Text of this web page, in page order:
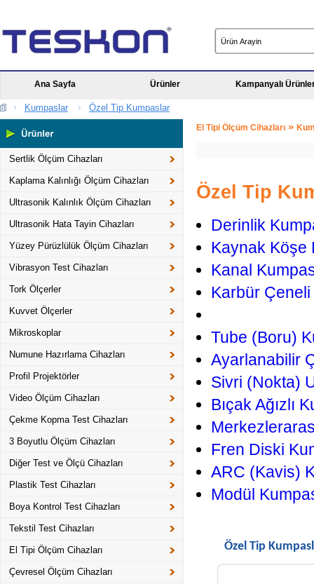
Ana Sayfa Ürünler Kampanyalı
Kumpaslar Özel Tip Kumpaslar
Sertlik Ölçüm Cihazları
Kaplama Kalınlığı Ölçüm Cihazları
Ultrasonik Kalınlık Ölçüm Cihazları
Ultrasonik Hata Tayin Cihazları
Yüzey Pürüzlülük Ölçüm Cihazları
Vibrasyon Test Cihazları
Tork Ölçerler
Kuvvet Ölçerler
Mikroskoplar
Numune Hazırlama Cihazları
Profil Projektörler
Video Ölçüm Cihazları
Çekme Kopma Test Cihazları
3 Boyutlu Ölçüm Cihazları
Diğer Test ve Ölçü Cihazları
Plastik Test Cihazları
Boya Kontrol Test Cihazları
Tekstil Test Cihazları
El Tipi Ölçüm Cihazları
Çevresel Ölçüm Cihazları
El Tipi Ölçüm Cihazları »
Özel Tip
Derinlik
Kaynak Köşe
Kanal
Karbür
Tube (Boru)
Ayarlanabilir
Sivri (Nokta)
Bıçak Ağızlı
Fren Diski
ARC (Kavis)
Modül
Özel Tip